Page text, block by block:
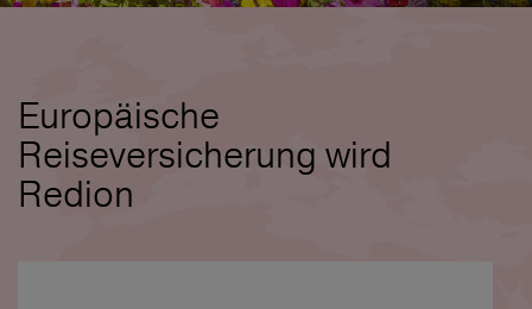
Europäische
Reiseversicherung wird
Redion